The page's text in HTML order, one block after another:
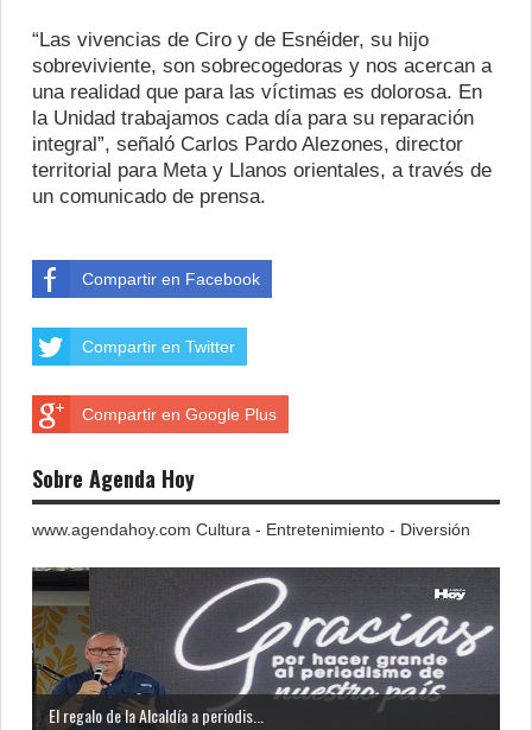
“Las vivencias de Ciro y de Esnéider, su hijo
sobreviviente, son sobrecogedoras y nos acercan a
una realidad que para las víctimas es dolorosa. En
la Unidad trabajamos cada día para su reparación
integral”, señaló Carlos Pardo Alezones, director
territorial para Meta y Llanos orientales, a través de
un comunicado de prensa.
Compartir en Facebook
Compartir en Twitter
Compartir en Google Plus
Sobre Agenda Hoy
www.agendahoy.com Cultura - Entretenimiento - Diversión
El regalo de la Alcaldía a periodis...